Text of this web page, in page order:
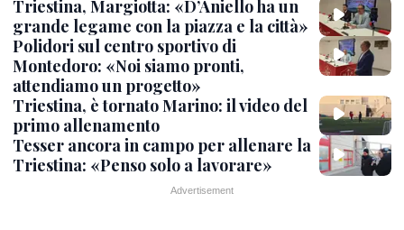
Triestina, Margiotta: «D’Aniello ha un
grande legame con la piazza e la città»
Polidori sul centro sportivo di
Montedoro: «Noi siamo pronti,
attendiamo un progetto»
Triestina, è tornato Marino: il video del
primo allenamento
Tesser ancora in campo per allenare la
Triestina: «Penso solo a lavorare»